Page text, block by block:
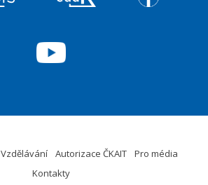
Vzdělávání Autorizace ČKAIT
Pro média
Kontakty